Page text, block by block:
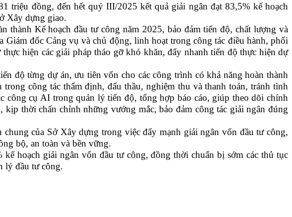
triệu đồng, đến hết quý III/2025 kết quả giải ngân đạt 83,5% kế hoạch
Xây dựng giao.
thành Kế hoạch đầu tư công năm 2025, bảo đảm tiến độ, chất lượng và
đốc Cảng vụ và chủ động, linh hoạt trong công tác điều hành, phối
hiện các giải pháp tháo gỡ khó khăn, đẩy nhanh tiến độ thực hiện dự
độ từng dự án, ưu tiên vốn cho các công trình có khả năng hoàn thành
công tác thẩm định, đấu thầu, nghiệm thu và thanh toán, tránh tình
công cụ AI trong quản lý tiến độ, tổng hợp báo cáo, giúp theo dõi chính
thời chấn chỉnh những vướng mắc, bảo đảm công tác giải ngân đúng
của Sở Xây dựng trong việc đẩy mạnh giải ngân vốn đầu tư công,
bộ, an toàn và bền vững.
hoạch giải ngân vốn đầu tư công, đồng thời chuẩn bị sớm các thủ tục
lý đầu tư công.